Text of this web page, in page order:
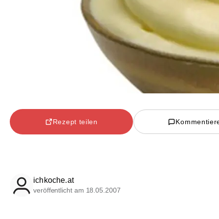
Rezept teilen
ichkoche.at
veröffentlicht am 18.05.2007